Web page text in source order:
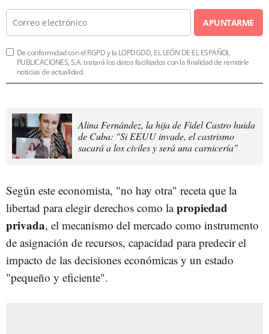
APUNTARME
De conformidad con el RGPD y la LOPDGDD, EL LEÓN DE EL ESPAÑOL
PUBLICACIONES, S.A. tratará los datos facilitados con la finalidad de remitirle
noticias de actualidad.
Alina Fernández, la hija de Fidel Castro huida
de Cuba: "Si EEUU invade, el castrismo
sacará a los civiles y será una carnicería"
Según este economista, "no hay otra" receta que la
libertad para elegir derechos como lapropiedad
privada, el mecanismo del mercado como instrumento
de asignación de recursos, capacidad para predecir el
impacto de las decisiones económicas y un estado
"pequeño y eficiente".